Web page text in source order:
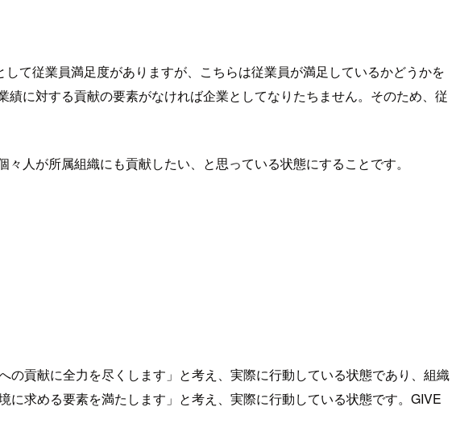
て従業員満足度がありますが、こちらは従業員が満足しているかどうかを
に対する貢献の要素がなければ企業としてなりたちません。そのため、従
人が所属組織にも貢献したい、と思っている状態にすることです。
貢献に全力を尽くします」と考え、実際に行動している状態であり、組織
求める要素を満たします」と考え、実際に行動している状態です。GIVE